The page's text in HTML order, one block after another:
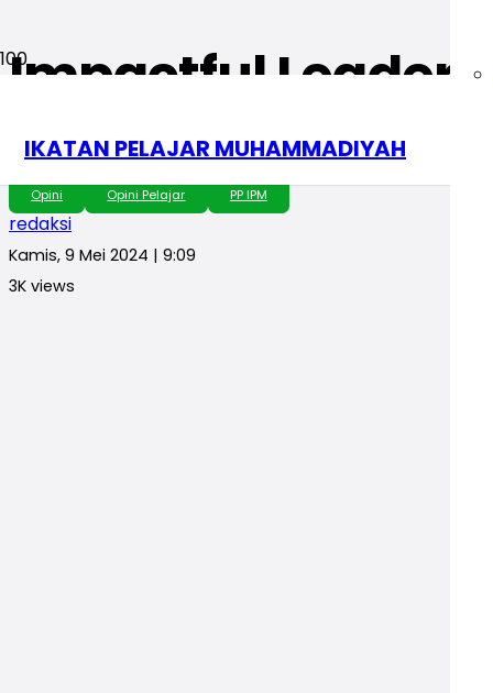
IKATAN PELAJAR MUHAMMADIYAH
Impactful
IPM
Opini Opini Pelajar PP IPM
redaksi
Kamis, 9 Mei 2024 | 9:09
3K views